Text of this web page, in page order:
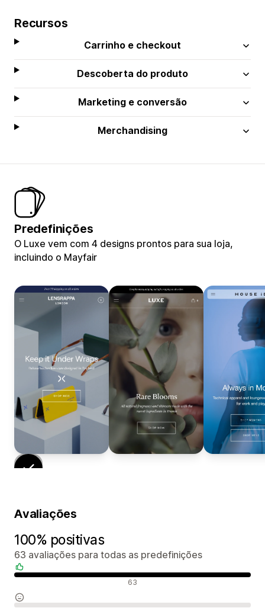
Recursos
Carrinho e checkout
Descoberta do produto
Marketing e conversão
Merchandising
Predefinições
O Luxe vem com 4 designs prontos para sua loja,
incluindo o Mayfair
Avaliações
100% positivas
63 avaliações para todas as predefinições
63